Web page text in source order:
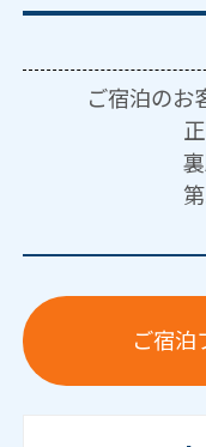
ご宿泊のお
ご宿泊